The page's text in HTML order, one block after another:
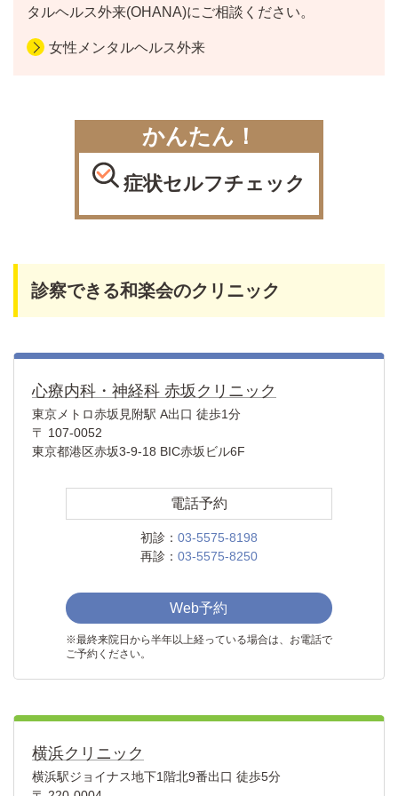
タルヘルス外来(OHANA)にご相談ください。
女性メンタルヘルス外来
かんたん！
症状セルフチェック
診察できる和楽会のクリニック
心療内科・神経科 赤坂クリニック
東京メトロ赤坂見附駅 A出口 徒歩1分
〒 107-0052
東京都港区赤坂3-9-18 BIC赤坂ビル6F
電話予約
初診： 03-5575-8198
再診： 03-5575-8250
Web予約
※最終来院日から半年以上経っている場合は、お電話で
ご予約ください。
横浜クリニック
横浜駅ジョイナス地下1階北9番出口 徒歩5分